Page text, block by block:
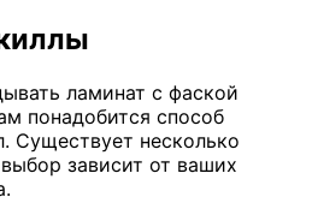
ламинат с фаской
понадобится способ
Существует несколько
зависит от ваших